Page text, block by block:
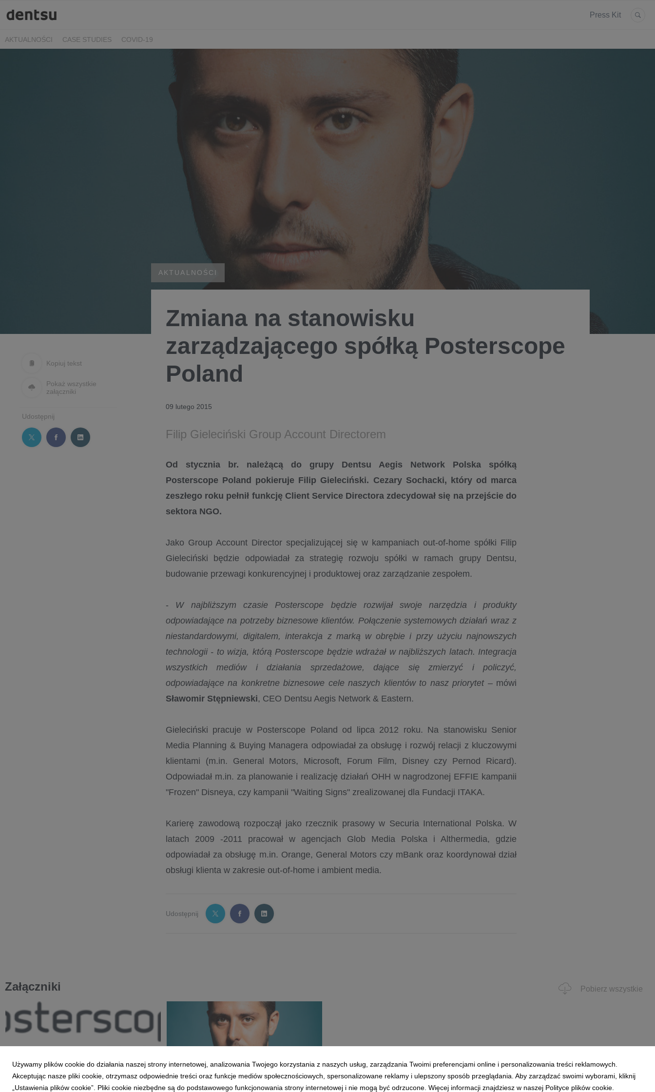
Press Kit
AKTUALNOŚCI CASE STUDIES COVID-19
Kopiuj tekst
Pokaż wszystkie
załączniki
Udostępnij
AKTUALNOŚCI
Zmiana na stanowisku
zarządzającego spółką Posterscope
Poland
09 lutego 2015
Filip Gieleciński Group Account Directorem
Od stycznia br. należącą do grupy Dentsu Aegis Network Polska spółką
Posterscope Poland pokieruje Filip Gieleciński. Cezary Sochacki, który od marca
zeszłego roku pełnił funkcję Client Service Directora zdecydował się na przejście do
sektora NGO.
Jako Group Account Director specjalizującej się w kampaniach out-of-home spółki Filip
Gieleciński będzie odpowiadał za strategię rozwoju spółki w ramach grupy Dentsu,
budowanie przewagi konkurencyjnej i produktowej oraz zarządzanie zespołem.
- W najbliższym czasie Posterscope będzie rozwijał swoje narzędzia i produkty
odpowiadające na potrzeby biznesowe klientów. Połączenie systemowych działań wraz z
niestandardowymi, digitalem, interakcja z marką w obrębie i przy użyciu najnowszych
technologii - to wizja, którą Posterscope będzie wdrażał w najbliższych latach. Integracja
wszystkich mediów i działania sprzedażowe, dające się zmierzyć i policzyć,
odpowiadające na konkretne biznesowe cele naszych klientów to nasz priorytet– mówi
Sławomir Stępniewski, CEO Dentsu Aegis Network & Eastern.
Gieleciński pracuje w Posterscope Poland od lipca 2012 roku. Na stanowisku Senior
Media Planning & Buying Managera odpowiadał za obsługę i rozwój relacji z kluczowymi
klientami (m.in. General Motors, Microsoft, Forum Film, Disney czy Pernod Ricard).
Odpowiadał m.in. za planowanie i realizację działań OHH w nagrodzonej EFFIE kampanii
"Frozen" Disneya, czy kampanii "Waiting Signs" zrealizowanej dla Fundacji ITAKA.
Karierę zawodową rozpoczął jako rzecznik prasowy w Securia International Polska. W
latach 2009 -2011 pracował w agencjach Glob Media Polska i Althermedia, gdzie
odpowiadał za obsługę m.in. Orange, General Motors czy mBank oraz koordynował dział
obsługi klienta w zakresie out-of-home i ambient media.
Udostępnij
Załączniki Pobierz wszystkie
_48226__Posterscope_Poland-
logo_male.png
grafika|32,2 KB Pobierz
Filip_Gielecin_ski.jpg
grafika|6,3 MB Pobierz
Używamy plików cookie do działania naszej strony internetowej, analizowania Twojego korzystania z naszych usług, zarządzania Twoimi preferencjami online i personalizowania treści reklamowych.
Akceptując nasze pliki cookie, otrzymasz odpowiednie treści oraz funkcje mediów społecznościowych, spersonalizowane reklamy i ulepszony sposób przeglądania. Aby zarządzać swoimi wyborami, kliknij
„Ustawienia plików cookie”. Pliki cookie niezbędne są do podstawowego funkcjonowania strony internetowej i nie mogą być odrzucone. Więcej informacji znajdziesz w naszej Polityce plików cookie.